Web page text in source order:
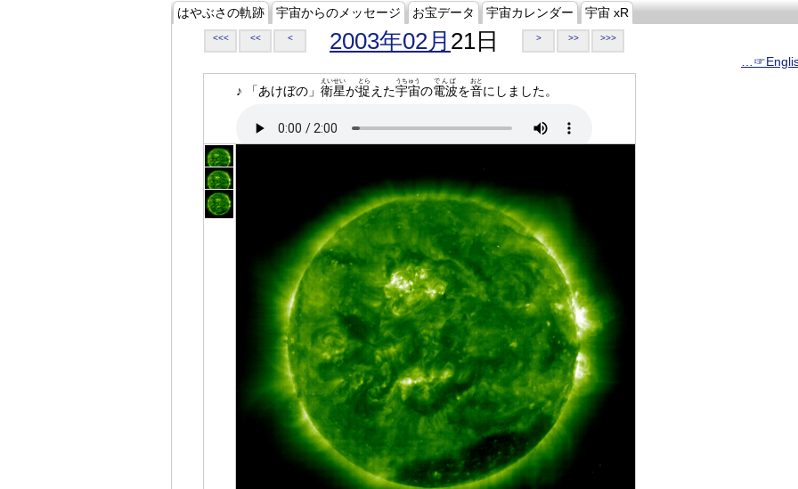
はやぶさの軌跡 宇宙からのメッセージ お宝データ 宇宙カレンダー 宇宙 xR
<<< << < 2003年02月 21日 > >> >>>
♪ 「あけぼの」 衛星
えいせい
が捉
とら
えた宇宙
うちゅう
の電波
でんぱ
を音
おと
にしました。